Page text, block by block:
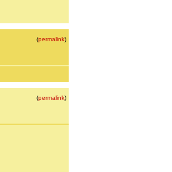
(permalink)
(permalink)